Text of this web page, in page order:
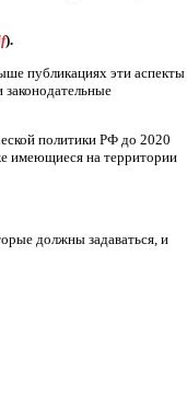
).
публикациях эти аспекты
законодательные
политики РФ до 2020
имеющиеся на территории
должны задаваться, и